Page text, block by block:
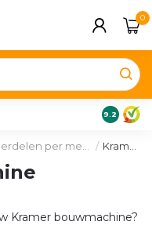
0
9.2
/
Kramer bouwmachine?